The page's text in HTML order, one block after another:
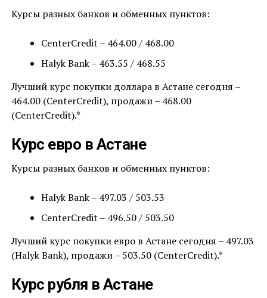
Курсы разных банков и обменных пунктов:
CenterCredit – 464.00 / 468.00
Halyk Bank – 463.55 / 468.55
Лучший курс покупки доллара в Астане сегодня –
464.00 (CenterCredit), продажи – 468.00
(CenterCredit).*
Курс евро в Астане
Курсы разных банков и обменных пунктов:
Halyk Bank – 497.03 / 503.53
CenterCredit – 496.50 / 503.50
Лучший курс покупки евро в Астане сегодня – 497.03
(Halyk Bank), продажи – 503.50 (CenterCredit).*
Курс рубля в Астане